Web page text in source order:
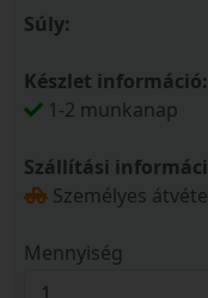
Súly:
Készlet információ:
1-2 munkanap
Szállítási
Személyes
Mennyiség